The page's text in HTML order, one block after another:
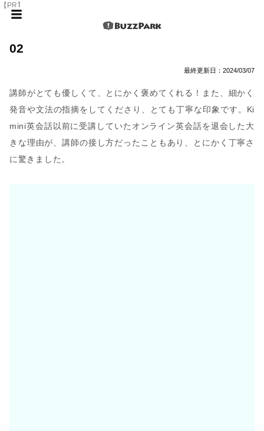
【PR】
02
最終更新日： 2024/03/07
講師がとても優しくて、とにかく褒めてくれる！また、細かく
発音や文法の指摘をしてくださり、とても丁寧な印象です。Ki
mini英会話以前に受講していたオンライン英会話を退会した大
きな理由が、講師の接し方だったこともあり、とにかく丁寧さ
に驚きました。